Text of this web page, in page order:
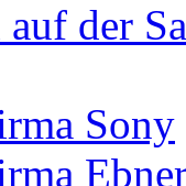
der
Sony